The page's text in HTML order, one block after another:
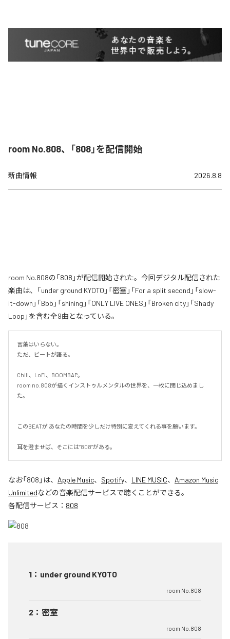
room No.808、「808」を配信開始
新曲情報 2026.8.8
room No.808の「808」が配信開始された。今回デジタル配信された
楽曲は、「under ground KYOTO」「密室」「For a split second」「slow-
it-down」「Bbb」「shining」「ONLY LIVE ONES」「Broken city」「Shady
Loop」を含む全9曲となっている。
言葉はいらない。
ただ、ビートが語る。
Chill、LoFi、BOOMBAP。
room no.808が描くインストゥルメンタルの世界を、一枚に閉じ込めまし
た。
このBEATが あなたの時間を少しだけ特別に変えてくれる事を願います。
耳を澄ませば、そこには”808”がある。
なお「808 」は、 Apple Music、 Spotify、 LINE MUSIC、 Amazon Music
Unlimitedなどの音楽配信サービスで聴くことができる。
各配信サービス： 808
1 ： under ground KYOTO
room No.808
2 ： 密室
room No.808